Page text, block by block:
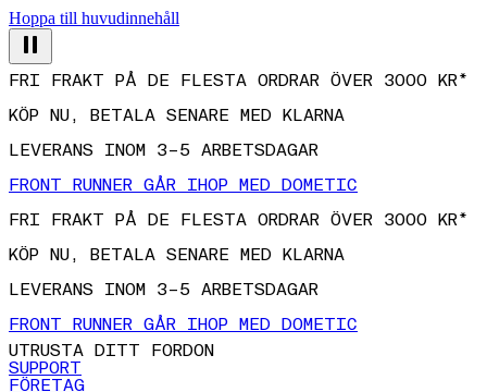
Hoppa till huvudinnehåll
FRI FRAKT PÅ DE FLESTA ORDRAR ÖVER 3000 KR*
KÖP NU, BETALA SENARE MED KLARNA
LEVERANS INOM 3–5 ARBETSDAGAR
FRONT RUNNER GÅR IHOP MED DOMETIC
FRI FRAKT PÅ DE FLESTA ORDRAR ÖVER 3000 KR*
KÖP NU, BETALA SENARE MED KLARNA
LEVERANS INOM 3–5 ARBETSDAGAR
FRONT RUNNER GÅR IHOP MED DOMETIC
UTRUSTA DITT FORDON
SUPPORT
FÖRETAG